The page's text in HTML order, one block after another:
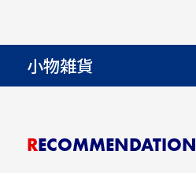
小物雑貨
RECOMMENDATION